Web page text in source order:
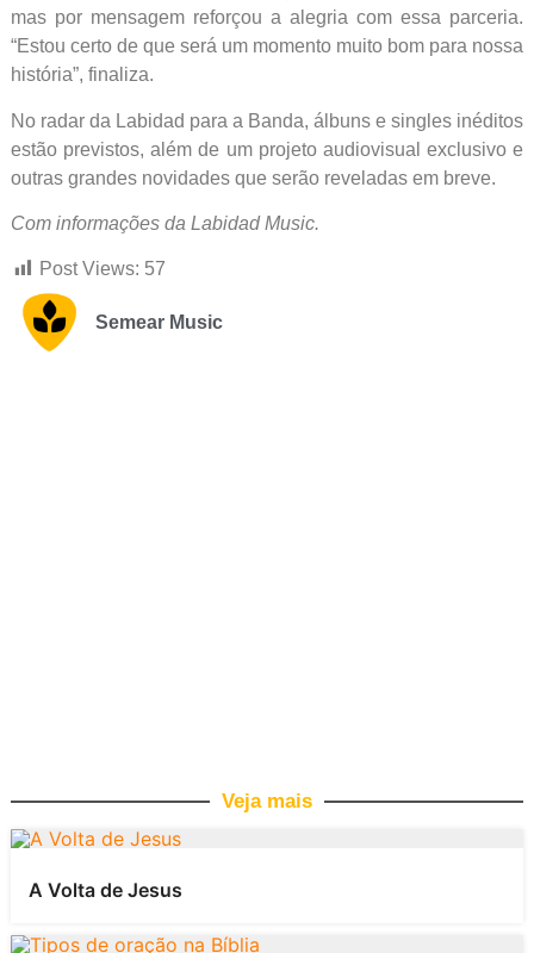
mas por mensagem reforçou a alegria com essa parceria.
“Estou certo de que será um momento muito bom para nossa
história”, finaliza.
No radar da Labidad para a Banda, álbuns e singles inéditos
estão previstos, além de um projeto audiovisual exclusivo e
outras grandes novidades que serão reveladas em breve.
Com informações da Labidad Music.
Post Views: 57
Semear Music
Veja mais
A Volta de Jesus